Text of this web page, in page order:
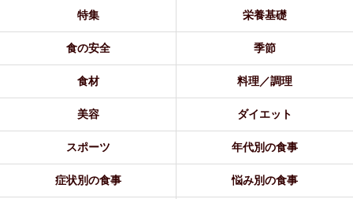
特集 栄養基礎
食の安全 季節
食材 料理／調理
美容 ダイエット
スポーツ 年代別の食事
症状別の食事 悩み別の食事